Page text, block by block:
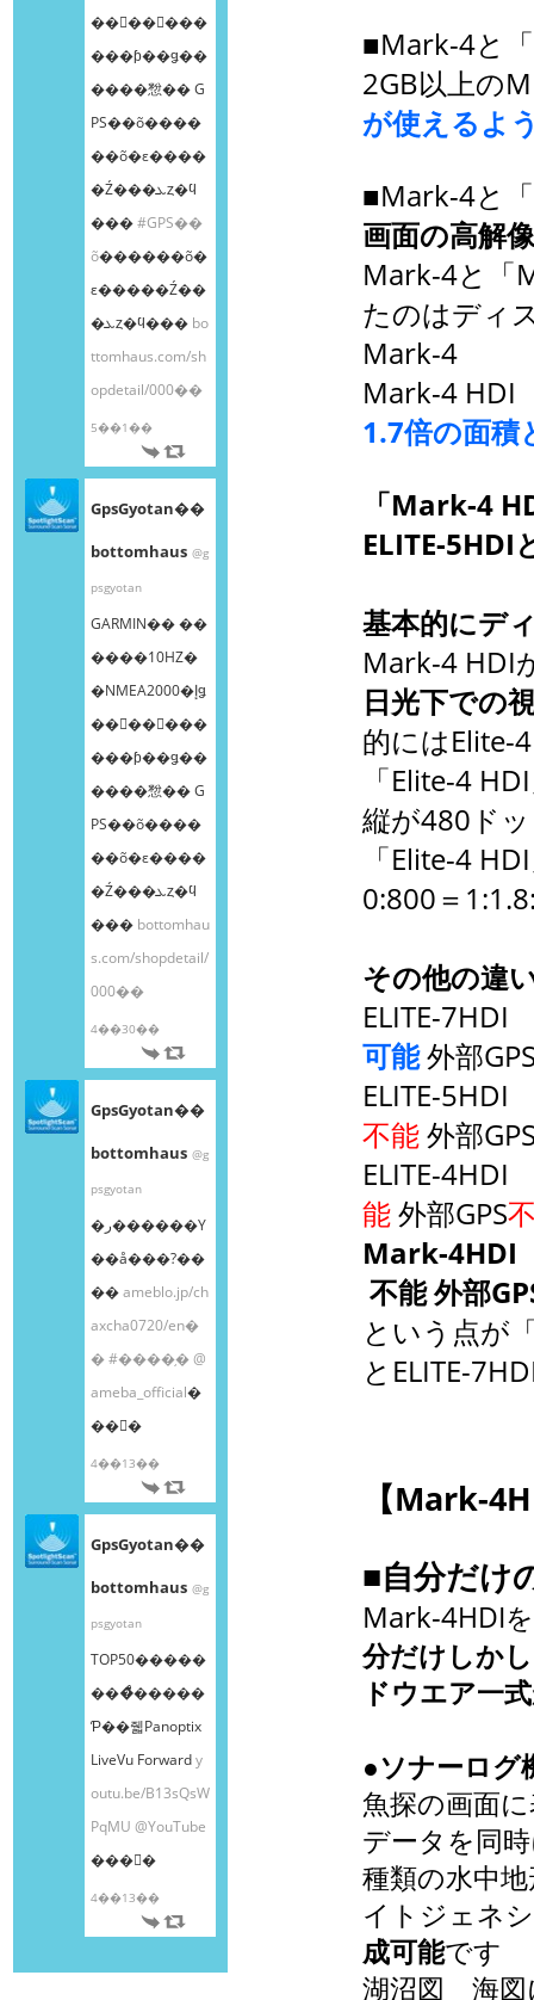
��󥰥��󥵡���
���ƥ��ǥ��
����㥹�� G
PS��õ����
��õ�ε����
�Ź���ܥȥ�ϥ
���#GPS��
õ������õ�
ε�����Ź��
�ܥȥ�ϥ��� bo
ttomhaus.com/sh
opdetail/000��
5��1��
GpsGyotan��
bottomhaus @g
psgyotan
GARMIN�� ��
����10HZ�
�NMEA2000�إǥ
��󥰥��󥵡���
���ƥ��ǥ��
����㥹�� G
PS��õ����
��õ�ε����
�Ź���ܥȥ�ϥ
��� bottomhau
s.com/shopdetail/
000��
4��30��
GpsGyotan��
bottomhaus @g
psgyotan
�ر������Υ
��å���?��
��ameblo.jp/ch
axcha0720/en�
�#����֥�@
ameba_official�
��󤫤�
4��13��
GpsGyotan��
bottomhaus @g
psgyotan
TOP50�����
���ͤ�����
Ƥ��줿Panoptix
LiveVu Forwardy
outu.be/B13sQsW
PqMU @YouTube
���󤫤�
4��13��
■Mark-4と
2GB以上の
が使えるよ
■Mark-4と
画面の高解
Mark-4と「
たのはディ
Mark-4
Mark-4
1.7倍の面積
「Mark-4
ELITE-5HDI
基本的にデ
Mark-4 HDI
日光下での
的にはElite-
「Elite-4
縦が480ド
「Elite-4
0:800＝
その他の違
ELITE-
可能外部
ELITE-
不能外部
ELITE-
能外部GPS
Mark-4HDI
不能 外部
という点が
とELITE-
【Mark-
■自分だけ
Mark-4HDI
分だけしか
ドウエア一
●ソナーログ
魚探の画面
データを同
種類の水中
イトジェネ
成可能です
湖沼図 海図